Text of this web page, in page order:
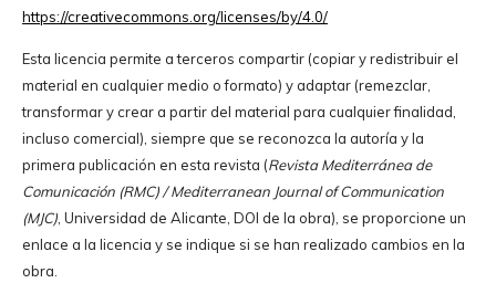
https://creativecommons.org/licenses/by/4.0/
Esta licencia permite a terceros compartir (copiar y redistribuir el
material en cualquier medio o formato) y adaptar (remezclar,
transformar y crear a partir del material para cualquier finalidad,
incluso comercial), siempre que se reconozca la autoría y la
primera publicación en esta revista (Revista Mediterránea de
Comunicación (RMC) / Mediterranean Journal of Communication
(MJC), Universidad de Alicante, DOI de la obra), se proporcione un
enlace a la licencia y se indique si se han realizado cambios en la
obra.